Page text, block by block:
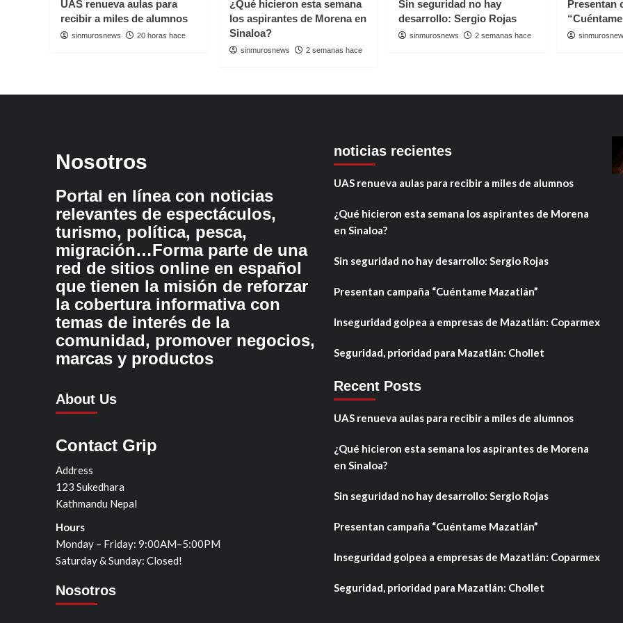
UAS renueva aulas para
recibir a miles de alumnos
sinmurosnews 20 horas hace
¿Qué hicieron esta semana
los aspirantes de Morena en
Sinaloa?
sinmurosnews 2 semanas hace
Sin seguridad no hay
desarrollo: Sergio Rojas
sinmurosnews 2 semanas hace
Presentan
Nosotros
Portal en línea con noticias
relevantes de espectáculos,
turismo, política, pesca,
migración…Forma parte de una
red de sitios online en español
que tienen la misión de reforzar
la cobertura informativa con
temas de interés de la
comunidad, promover negocios,
marcas y productos
About Us
Contact Grip
Address
123 Sukedhara
Kathmandu Nepal
Hours
Monday – Friday: 9:00AM–5:00PM
Saturday & Sunday: Closed!
Nosotros
noticias recientes
UAS renueva aulas para recibir a miles de alumnos
¿Qué hicieron esta semana los aspirantes de Morena
en Sinaloa?
Sin seguridad no hay desarrollo: Sergio Rojas
Presentan campaña “Cuéntame Mazatlán”
Inseguridad golpea a empresas de Mazatlán: Coparmex
Seguridad, prioridad para Mazatlán: Chollet
Recent Posts
UAS renueva aulas para recibir a miles de alumnos
¿Qué hicieron esta semana los aspirantes de Morena
en Sinaloa?
Sin seguridad no hay desarrollo: Sergio Rojas
Presentan campaña “Cuéntame Mazatlán”
Inseguridad golpea a empresas de Mazatlán: Coparmex
Seguridad, prioridad para Mazatlán: Chollet